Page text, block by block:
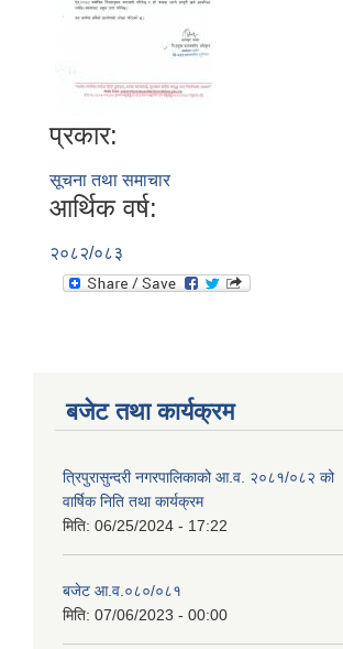
प्रकार:
सूचना तथा समाचार
आर्थिक वर्ष:
२०८२/०८३
बजेट तथा कार्यक्रम
त्रिपुरासुन्दरी नगरपालिकाको आ.व. २०८१/०८२ को
वार्षिक निति तथा कार्यक्रम
मिति: 06/25/2024 - 17:22
बजेट आ.व.०८०/०८१
मिति: 07/06/2023 - 00:00